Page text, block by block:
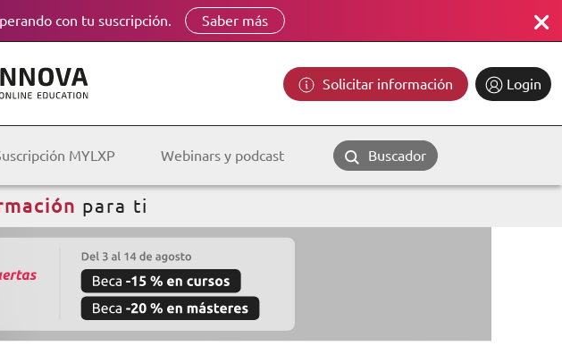
con tu suscripción. Saber más
Solicitar información Login
MYLXP Webinars y podcast Buscador
para ti